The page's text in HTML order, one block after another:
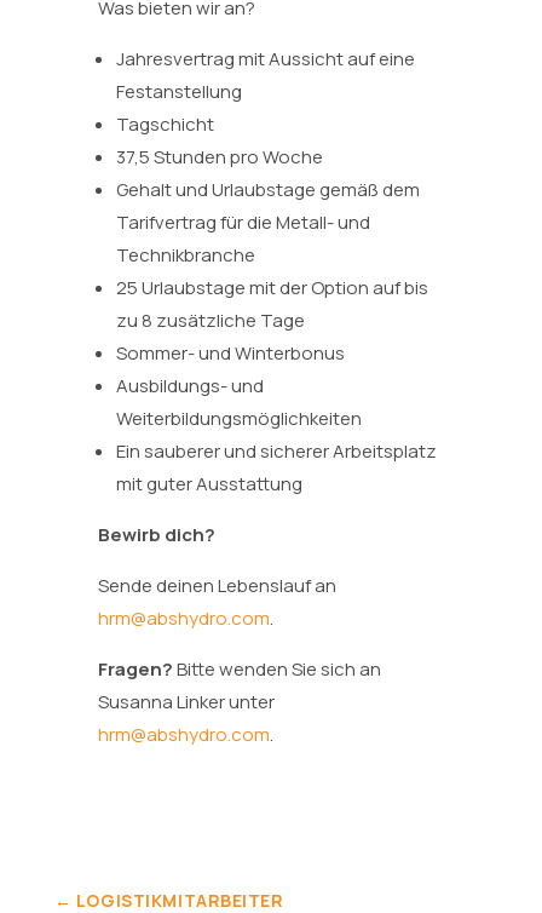
Was bieten wir an?
Jahresvertrag mit Aussicht auf eine
Festanstellung
Tagschicht
37,5 Stunden pro Woche
Gehalt und Urlaubstage gemäß dem
Tarifvertrag für die Metall- und
Technikbranche
25 Urlaubstage mit der Option auf bis
zu 8 zusätzliche Tage
Sommer- und Winterbonus
Ausbildungs- und
Weiterbildungsmöglichkeiten
Ein sauberer und sicherer Arbeitsplatz
mit guter Ausstattung
Bewirb dich?
Sende deinen Lebenslauf an
hrm@abshydro.com.
Fragen?Bitte wenden Sie sich an
Susanna Linker unter
hrm@abshydro.com.
← LOGISTIKMITARBEITER